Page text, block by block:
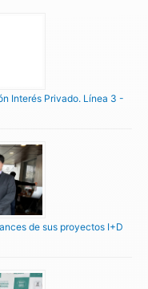
Interés Privado. Línea 3 -
de sus proyectos I+D